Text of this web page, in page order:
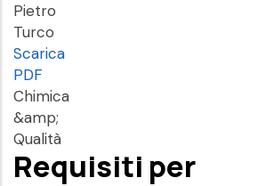
Pietro
Turco
Scarica
PDF
Chimica
&amp;
Qualità
Requisiti per